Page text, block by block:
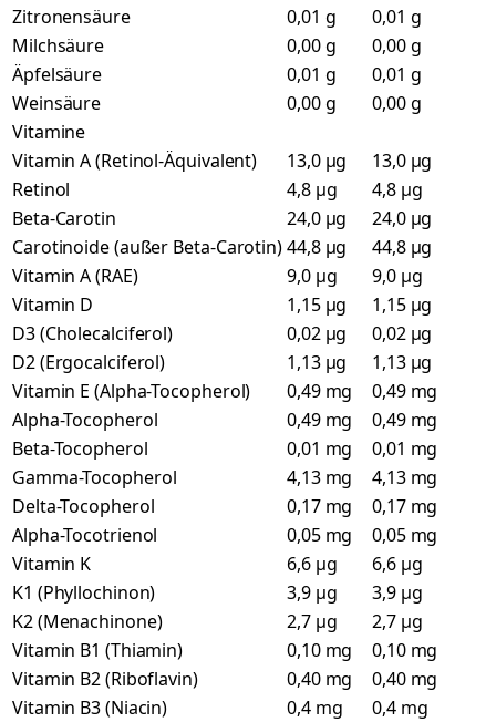
Zitronensäure
0,01 g
0,01 g
Milchsäure
0,00 g
0,00 g
Äpfelsäure
0,01 g
0,01 g
Weinsäure
0,00 g
0,00 g
Vitamine
Vitamin A (Retinol-Äquivalent)
13,0 µg
13,0 µg
Retinol
4,8 µg
4,8 µg
Beta-Carotin
24,0 µg
24,0 µg
Carotinoide (außer Beta-Carotin)44,8 µg
44,8 µg
Vitamin A (RAE)
9,0 µg
9,0 µg
Vitamin D
1,15 µg
1,15 µg
D3 (Cholecalciferol)
0,02 µg
0,02 µg
D2 (Ergocalciferol)
1,13 µg
1,13 µg
Vitamin E (Alpha-Tocopherol)
0,49 mg
0,49 mg
Alpha-Tocopherol
0,49 mg
0,49 mg
Beta-Tocopherol
0,01 mg
0,01 mg
Gamma-Tocopherol
4,13 mg
4,13 mg
Delta-Tocopherol
0,17 mg
0,17 mg
Alpha-Tocotrienol
0,05 mg
0,05 mg
Vitamin K
6,6 µg
6,6 µg
K1 (Phyllochinon)
3,9 µg
3,9 µg
K2 (Menachinone)
2,7 µg
2,7 µg
Vitamin B1 (Thiamin)
0,10 mg
0,10 mg
Vitamin B2 (Riboflavin)
0,40 mg
0,40 mg
Vitamin B3 (Niacin)
0,4 mg
0,4 mg